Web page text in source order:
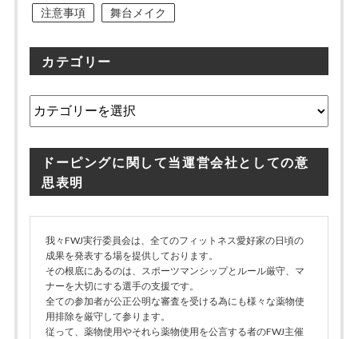
注意事項
舞台メイク
カテゴリー
テ
リ
ドーピングに関して当運営会社としての意
思表明
我々FWJ実行委員会は、全てのフィットネス愛好家の日頃の
成果を発表する場を提供しております。
その根底にあるのは、スポーツマンシップとルール厳守、マ
ナーを大切にする選手の支援です。
全ての参加者が公正公明な審査を受ける為にも様々な薬物使
用排除を厳守して参ります。
従って、薬物使用やそれら薬物使用を公言する者のFWJ主催